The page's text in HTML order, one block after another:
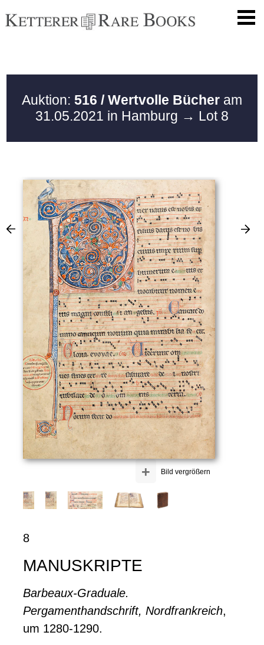
Auktion: 516 / Wertvolle Bücher am
31.05.2021 in Hamburg → Lot 8
Bild vergrößern
+
8
MANUSKRIPTE
Barbeaux-Graduale.
Pergamenthandschrift, Nordfrankreich,
um 1280-1290.